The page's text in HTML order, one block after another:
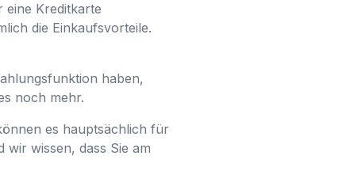
eine Kreditkarte
die Einkaufsvorteile.
haben,
noch mehr.
es hauptsächlich für
wissen, dass Sie am